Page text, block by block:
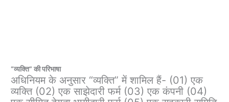
“व्यक्ति” की परिभाषा
अधिनियम के अनुसार “व्यक्ति” में शामिल हैं- (01) एक
व्यक्ति (02) एक साझेदारी फर्म (03) एक कंपनी (04)